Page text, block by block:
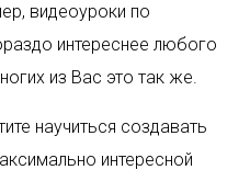
видеоуроки по
интереснее любого
из Вас это так же.
научиться создавать
интересной